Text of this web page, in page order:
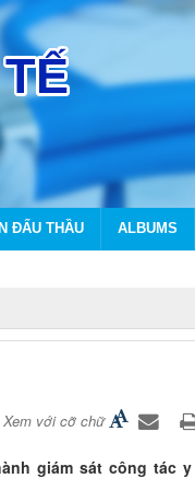
ĐẤU THẦU ALBUMS
Xem với cỡ chữ
giám sát công tác